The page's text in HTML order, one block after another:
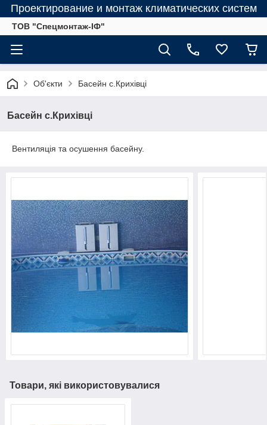
Проектирование и монтаж климатических систем
ТОВ "Спецмонтаж-ІФ"
Об'єкти Басейн с.Крихівці
Басейн с.Крихівці
Вентиляція та осушення басейну.
Товари, які використовувалися